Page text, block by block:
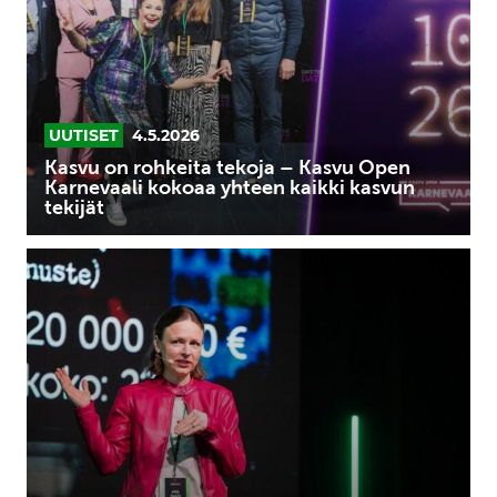
–
Kasvu
Open
Karnevaali
kokoaa
yhteen
kaikki
kasvun
tekijät
UUTISET 4.5.2026
Kasvu on rohkeita tekoja – Kasvu Open
Karnevaali kokoaa yhteen kaikki kasvun
tekijät
Dokport
on
Vuoden
kasvuyritys
2025